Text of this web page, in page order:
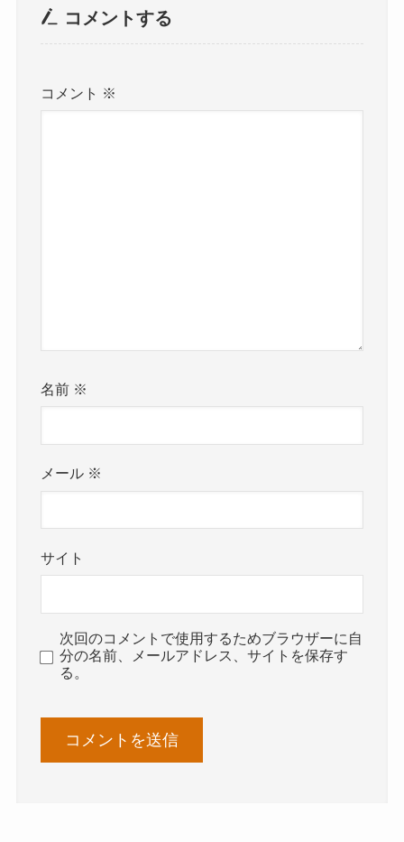
コメントする
コメント ※
名前 ※
メール ※
サイト
次回のコメントで使用するためブラウザーに自
分の名前、メールアドレス、サイトを保存す
る。